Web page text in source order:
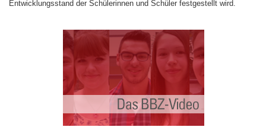
Entwicklungsstand der Schülerinnen und Schüler festgestellt wird.